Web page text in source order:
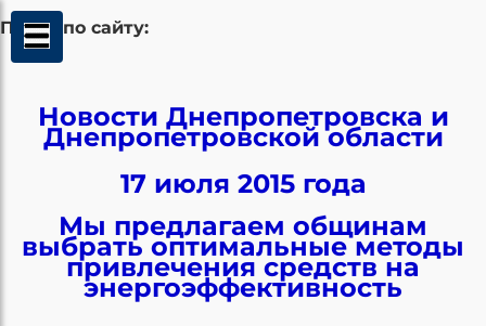
Поиск по сайту:
Новости Днепропетровска и
Днепропетровской области
17 июля 2015 года
Мы предлагаем общинам
выбрать оптимальные методы
привлечения средств на
энергоэффективность